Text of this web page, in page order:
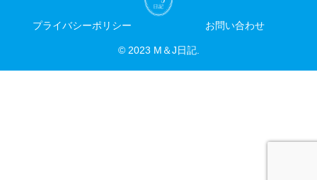
プライバシーポリシー お問い合わせ
© 2023 M＆J日記.